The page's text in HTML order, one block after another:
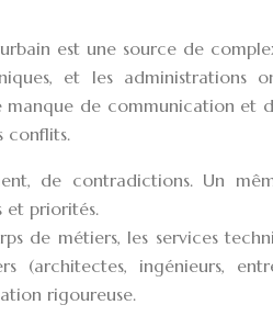
est une source de
et les administrations
de communication et
conflits.
de contradictions. Un
et priorités.
de métiers, les services
(architectes, ingénieurs,
rigoureuse.